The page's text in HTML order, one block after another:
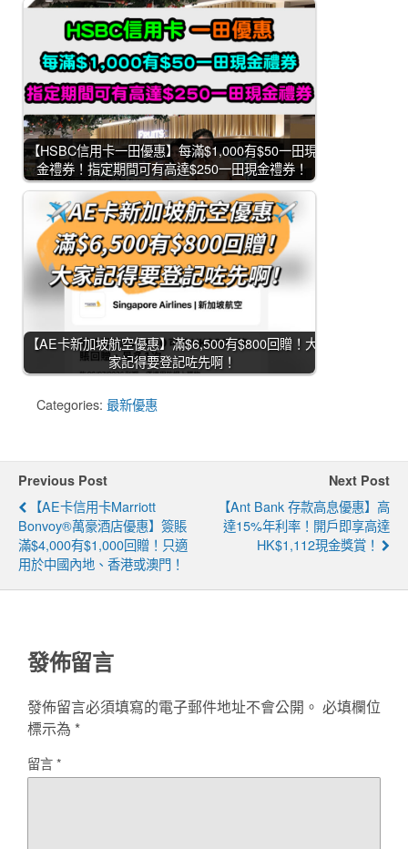
【HSBC信用卡一田優惠】每滿$1,000有$50一田現
金禮券！指定期間可有高達$250一田現金禮券！
【AE卡新加坡航空優惠】滿$6,500有$800回贈！大
家記得要登記咗先啊！
Categories: 最新優惠
Previous Post
【AE卡信用卡Marriott
Bonvoy®萬豪酒店優惠】簽賬
滿$4,000有$1,000回贈！只適
用於中國內地、香港或澳門！
Next Post
【Ant Bank 存款高息優惠】高
達15%年利率！開戶即享高達
HK$1,112現金獎賞！
發佈留言
發佈留言必須填寫的電子郵件地址不會公開。 必填欄位
標示為 *
留言*